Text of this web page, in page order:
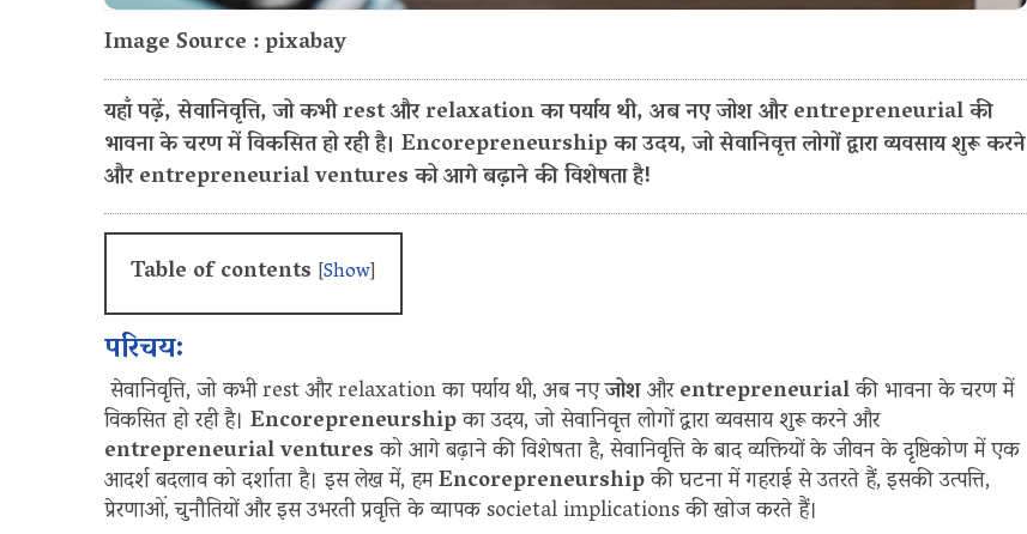
Image Source : pixabay
यहाँ पढ़ें, सेवानिवृत्ति, जो कभी rest और relaxation का पर्याय थी, अब नए जोश और entrepreneurial की
भावना के चरण में विकसित हो रही है। Encorepreneurship का उदय, जो सेवानिवृत्त लोगों द्वारा व्यवसाय शुरू करने
और entrepreneurial ventures को आगे बढ़ाने की विशेषता है!
Table of contents [Show]
परिचय:
सेवानिवृत्ति, जो कभी rest और relaxation का पर्याय थी, अब नएजोशऔरentrepreneurialकी भावना के चरण में
विकसित हो रही है। Encorepreneurshipका उदय, जो सेवानिवृत्त लोगों द्वारा व्यवसाय शुरू करने और
entrepreneurial venturesको आगे बढ़ाने की विशेषता है, सेवानिवृत्ति के बाद व्यक्तियों के जीवन के दृष्टिकोण में एक
आदर्श बदलाव को दर्शाता है। इस लेख में, हमEncorepreneurshipकी घटना में गहराई से उतरते हैं, इसकी उत्पत्ति,
प्रेरणाओं, चुनौतियों और इस उभरती प्रवृत्ति के व्यापक societal implications की खोज करते हैं।